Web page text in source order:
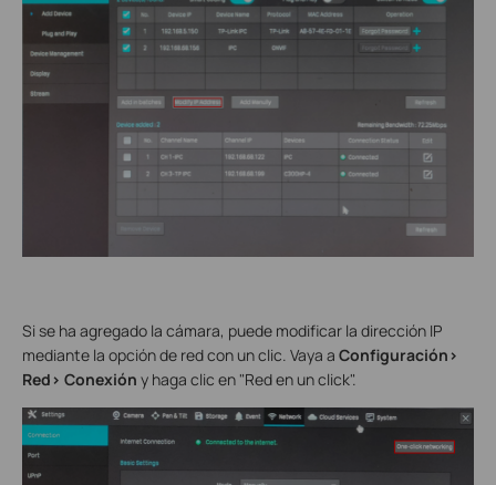
Si se ha agregado la cámara, puede modificar la dirección IP
mediante la opción de red con un clic. Vaya a Configuración>
Red> Conexión y haga clic en "Red en un click".